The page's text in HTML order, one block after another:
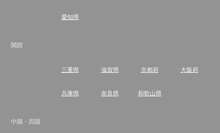
愛知県
関西
三重県 滋賀県 京都府 大阪府
兵庫県 奈良県 和歌山県
中国・四国